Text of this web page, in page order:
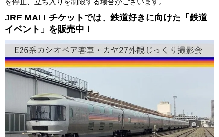
JRE MALLチケットでは、鉄道好きに向けた「鉄道
イベント」を販売中！